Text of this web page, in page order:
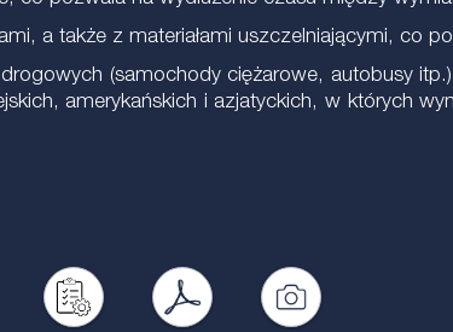
a także z materiałami uszczelniającymi, co
(samochody ciężarowe, autobusy
amerykańskich i azjatyckich, w których